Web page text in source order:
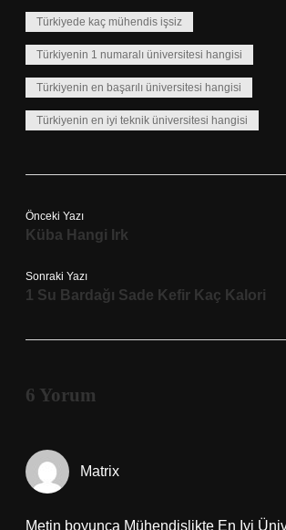
Türkiyede kaç mühendis işsiz
Türkiyenin 1 numaralı üniversitesi hangisi
Türkiyenin en başarılı üniversitesi hangisi
Türkiyenin en iyi teknik üniversitesi hangisi
Önceki Yazı
Küba Hangi Irk
Sonraki Yazı
1 Su Bardağı Sade Kefir Kaç Kalori
6 Yorum
Matrix
Metin boyunca Mühendislikte En Iyi